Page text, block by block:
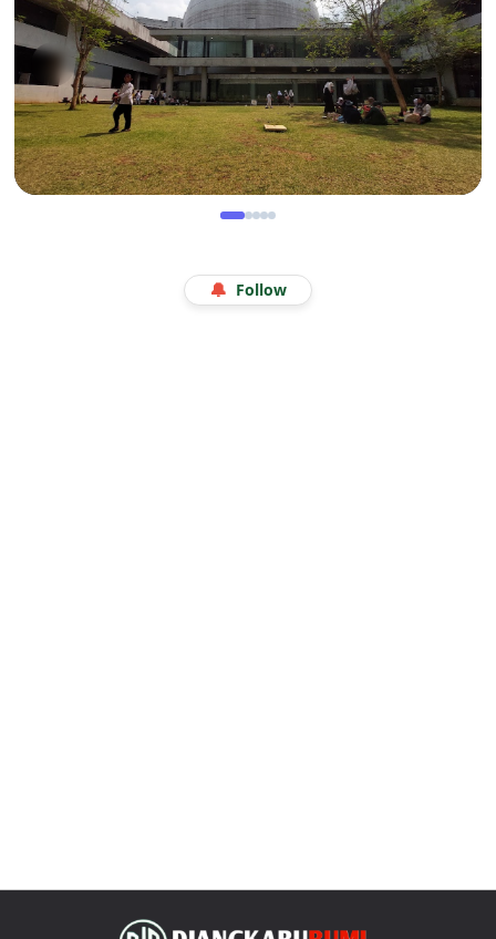
Menjelajah Angkasa di Kala Libur Sekolah: Serunya
Eduwisata Edukatif di Planetarium Jakarta
🔔 Follow